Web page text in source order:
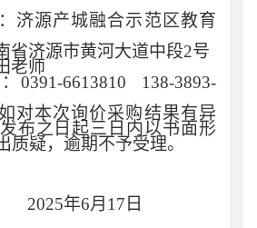
济源产城融合示范区教育
省济源市黄河大道中段2号
老师
0391-6613810 138-3893-
对本次询价采购结果有异
布之日起三 日内以书面形
质疑，逾期不予受理。
2025年6月17日